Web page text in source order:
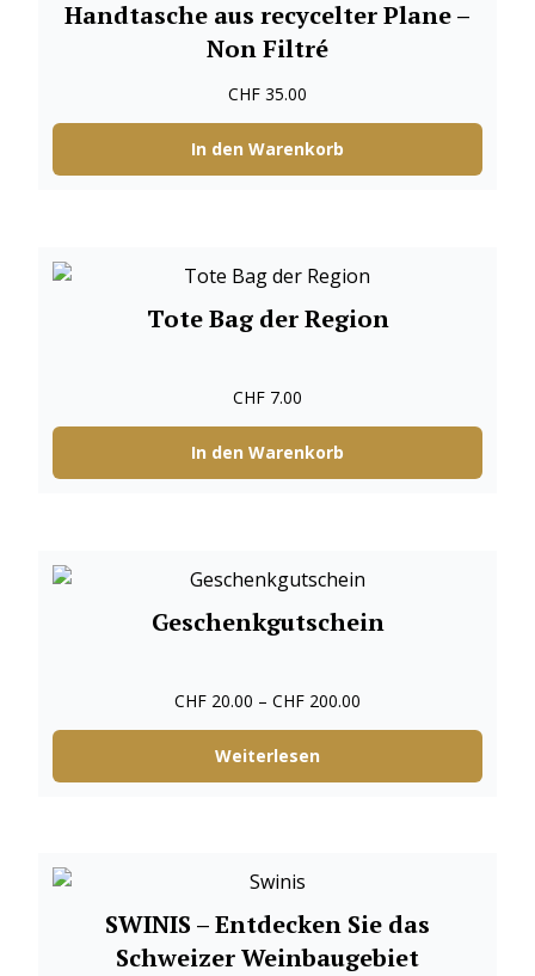
Handtasche aus recycelter Plane –
Non Filtré
CHF 35.00
In den Warenkorb
Tote Bag der Region
CHF 7.00
In den Warenkorb
Geschenkgutschein
CHF 20.00 – CHF 200.00
Weiterlesen
SWINIS – Entdecken Sie das
Schweizer Weinbaugebiet